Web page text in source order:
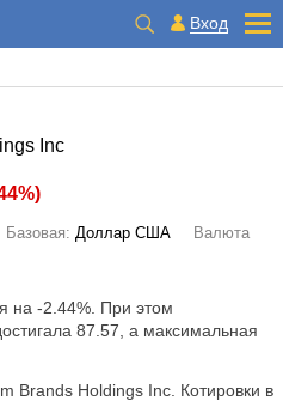
Вход
Inc
)
Базовая: Доллар США
Валюта
на -2.44% . При этом
87.57, а максимальная
Brands Holdings Inc. Котировки в